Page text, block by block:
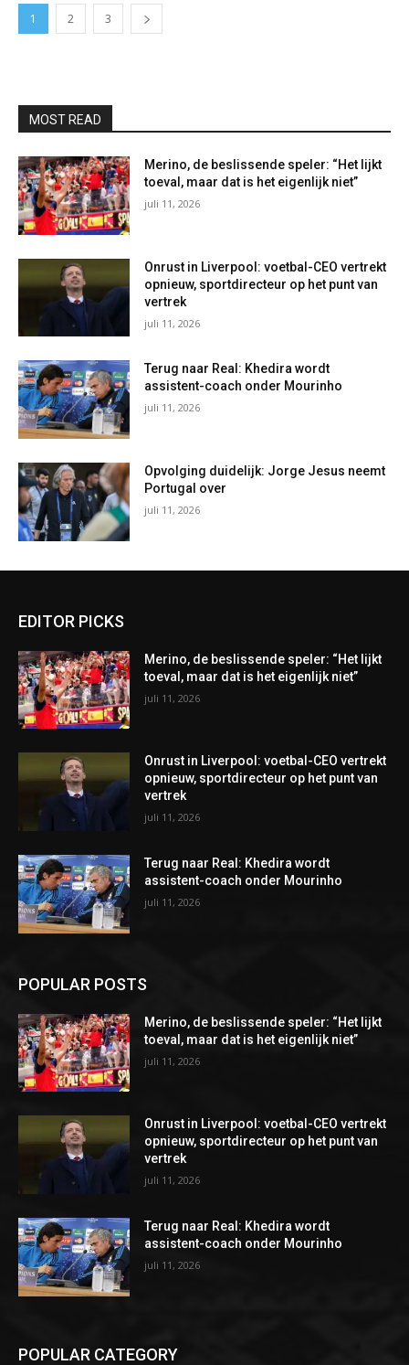
1 2 3
MOST READ
Merino, de beslissende speler: “Het lijkt
toeval, maar dat is het eigenlijk niet”
juli 11, 2026
Onrust in Liverpool: voetbal-CEO vertrekt
opnieuw, sportdirecteur op het punt van
vertrek
juli 11, 2026
Terug naar Real: Khedira wordt
assistent-coach onder Mourinho
juli 11, 2026
Opvolging duidelijk: Jorge Jesus neemt
Portugal over
juli 11, 2026
EDITOR PICKS
Merino, de beslissende speler: “Het lijkt
toeval, maar dat is het eigenlijk niet”
juli 11, 2026
Onrust in Liverpool: voetbal-CEO vertrekt
opnieuw, sportdirecteur op het punt van
vertrek
juli 11, 2026
Terug naar Real: Khedira wordt
assistent-coach onder Mourinho
juli 11, 2026
POPULAR POSTS
Merino, de beslissende speler: “Het lijkt
toeval, maar dat is het eigenlijk niet”
juli 11, 2026
Onrust in Liverpool: voetbal-CEO vertrekt
opnieuw, sportdirecteur op het punt van
vertrek
juli 11, 2026
Terug naar Real: Khedira wordt
assistent-coach onder Mourinho
juli 11, 2026
POPULAR CATEGORY